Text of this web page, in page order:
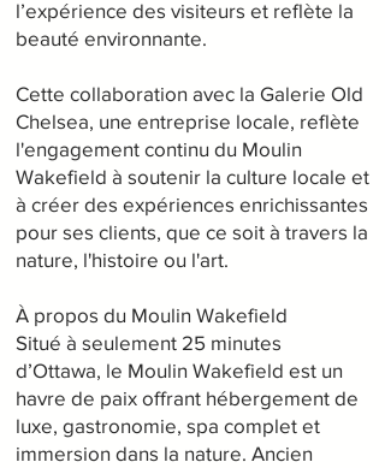
l’expérience des visiteurs et reflète la
beauté environnante.
Cette collaboration avec la Galerie Old
Chelsea, une entreprise locale, reflète
l'engagement continu du Moulin
Wakefield à soutenir la culture locale et
à créer des expériences enrichissantes
pour ses clients, que ce soit à travers la
nature, l'histoire ou l'art.
À propos du Moulin Wakefield
Situé à seulement 25 minutes
d’Ottawa, le Moulin Wakefield est un
havre de paix offrant hébergement de
luxe, gastronomie, spa complet et
immersion dans la nature. Ancien